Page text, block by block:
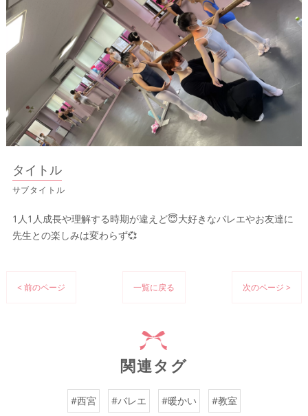
タイトル
サブタイトル
1人1人成長や理解する時期が違えど😇大好きなバレエやお友達に
先生との楽しみは変わらず💞
< 前のページ 一覧に戻る 次のページ >
関連タグ
#西宮 #バレエ #暖かい #教室